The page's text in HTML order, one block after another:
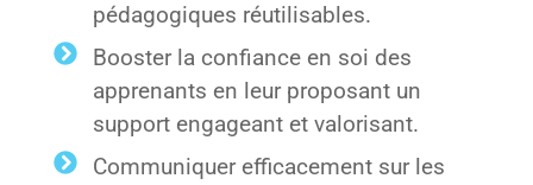
pédagogiques réutilisables.
Booster la confiance en soi des
apprenants en leur proposant un
support engageant et valorisant.
Communiquer efficacement sur les